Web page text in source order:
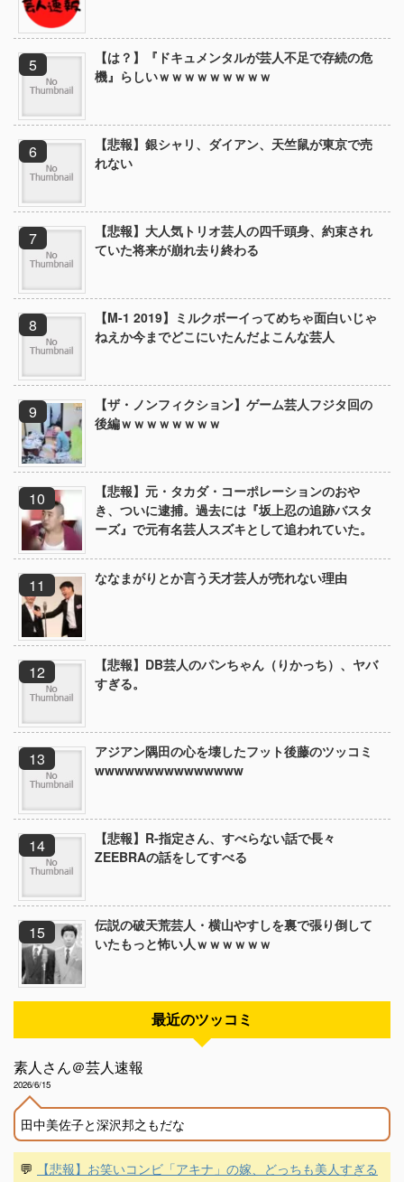
【は？】『ドキュメンタルが芸人不足で存続の危
機』らしいｗｗｗｗｗｗｗｗｗ
【悲報】銀シャリ、ダイアン、天竺鼠が東京で売
れない
【悲報】大人気トリオ芸人の四千頭身、約束され
ていた将来が崩れ去り終わる
【M-1 2019】ミルクボーイってめちゃ面白いじゃ
ねえか今までどこにいたんだよこんな芸人
【ザ・ノンフィクション】ゲーム芸人フジタ回の
後編ｗｗｗｗｗｗｗｗ
【悲報】元・タカダ・コーポレーションのおや
き、ついに逮捕。過去には『坂上忍の追跡バスタ
ーズ』で元有名芸人スズキとして追われていた。
ななまがりとか言う天才芸人が売れない理由
【悲報】DB芸人のパンちゃん（りかっち）、ヤバ
すぎる。
アジアン隅田の心を壊したフット後藤のツッコミ
wwwwwwwwwwwwwww
【悲報】R-指定さん、すべらない話で長々
ZEEBRAの話をしてすべる
伝説の破天荒芸人・横山やすしを裏で張り倒して
いたもっと怖い人ｗｗｗｗｗｗ
最近のツッコミ
素人さん＠芸人速報
2026/6/15
田中美佐子と深沢邦之もだな
💬 【悲報】お笑いコンビ「アキナ」の嫁、どっちも美人すぎる